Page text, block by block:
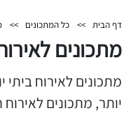
דף הבית >> כל המתכונים >>
מתכונים
מתכונים לאירוח ביתי
יותר, מתכונים